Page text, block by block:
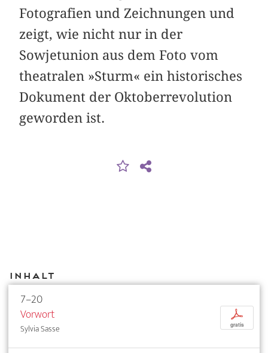
Fotografien und Zeichnungen und
zeigt, wie nicht nur in der
Sowjetunion aus dem Foto vom
theatralen »Sturm« ein historisches
Dokument der Oktober­revolution
geworden ist.
Inhalt
7–20
Vorwort
Sylvia Sasse
p
gratis